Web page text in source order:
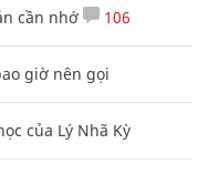
cần nhớ 106
giờ nên gọi
của Lý Nhã Kỳ